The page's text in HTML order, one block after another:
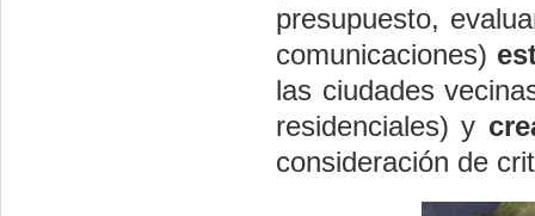
presupuesto,
comunicaciones)
las ciudades
residenciales) y
consideración de